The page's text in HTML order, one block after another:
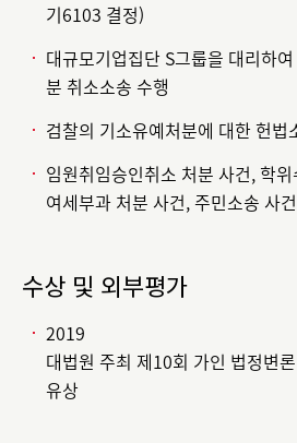
기6103 결정)
대규모기업집단 S그룹을 대리하
분 취소소송 수행
검찰의 기소유예처분에 대한 헌법
임원취임승인취소 처분 사건, 학
여세부과 처분 사건, 주민소송 사
수상 및 외부평가
2019
대법원 주최 제10회 가인 법정변
유상